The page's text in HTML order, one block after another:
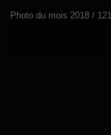
Photo du mois 2018 /